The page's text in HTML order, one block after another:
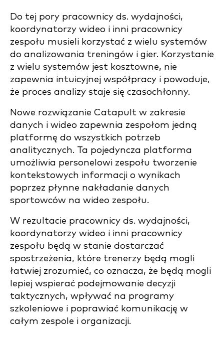
Do tej pory pracownicy ds. wydajności,
koordynatorzy wideo i inni pracownicy
zespołu musieli korzystać z wielu systemów
do analizowania treningów i gier. Korzystanie
z wielu systemów jest kosztowne, nie
zapewnia intuicyjnej współpracy i powoduje,
że proces analizy staje się czasochłonny.
Nowe rozwiązanie Catapult w zakresie
danych i wideo zapewnia zespołom jedną
platformę do wszystkich potrzeb
analitycznych. Ta pojedyncza platforma
umożliwia personelowi zespołu tworzenie
kontekstowych informacji o wynikach
poprzez płynne nakładanie danych
sportowców na wideo zespołu.
W rezultacie pracownicy ds. wydajności,
koordynatorzy wideo i inni pracownicy
zespołu będą w stanie dostarczać
spostrzeżenia, które trenerzy będą mogli
łatwiej zrozumieć, co oznacza, że będą mogli
lepiej wspierać podejmowanie decyzji
taktycznych, wpływać na programy
szkoleniowe i poprawiać komunikację w
całym zespole i organizacji.